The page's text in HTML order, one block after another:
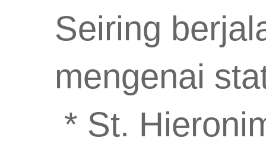
Seiring
mengenai
* St.